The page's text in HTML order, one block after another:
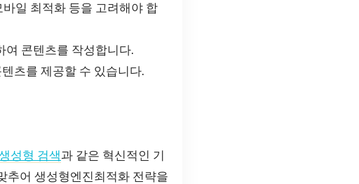
일 최적화 등을 고려해야 합
여 콘텐츠를 작성합니다.
츠를 제공할 수 있습니다.
성형 검색과 같은 혁신적인 기
추어 생성형엔진최적화 전략을